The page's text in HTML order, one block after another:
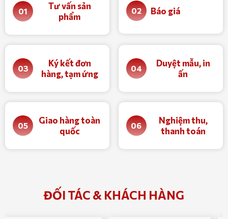
01
Tư vấn sản
phẩm
02 Báo giá
03
Ký kết đơn
hàng, tạm ứng
04
Duyệt mẫu, in
ấn
05
Giao hàng toàn
quốc
06
Nghiệm thu,
thanh toán
ĐỐI TÁC & KHÁCH HÀNG